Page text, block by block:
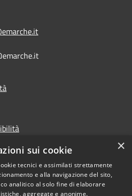
×
sui cookie
tecnici e assimilati strettamente
e alla navigazione del sito,
analitico al solo fine di elaborare
aggregate e anonime.